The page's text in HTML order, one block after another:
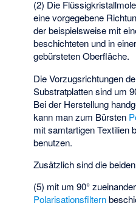
(2) Die
eine vorgegebene
der beispielsweise mit
beschichteten und in
gebürsteten Oberfläche.
Die Vorzugsrichtungen
Substratplatten sind um
Bei der Herstellung
kann man zum Bürsten
mit samtartigen Textilien
benutzen.
Zusätzlich sind die
(5) mit um 90°
Polarisationsfiltern